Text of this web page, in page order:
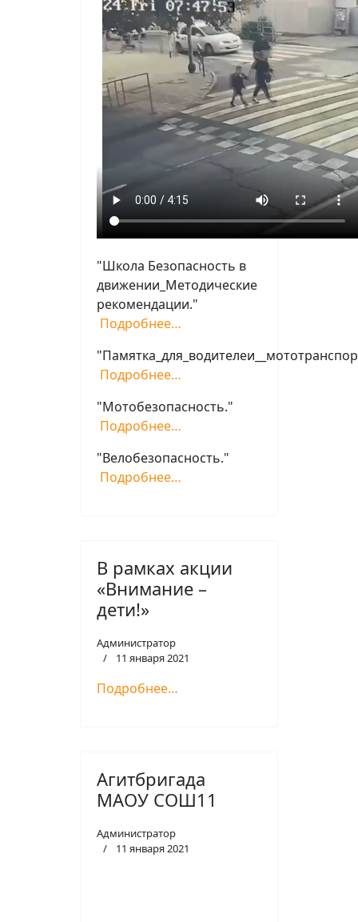
"Школа Безопасность в
движении_Методические
рекомендации."
Подробнее…
Подробнее…
"Мотобезопасность."
Подробнее…
"Велобезопасность."
Подробнее…
В рамках акции
«Внимание –
дети!»
Администратор
11 января 2021
Подробнее…
Агитбригада
МАОУ СОШ11
Администратор
11 января 2021